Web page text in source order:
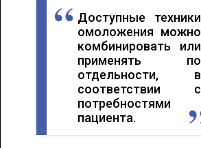
Доступные техники
омоложения можно
комбинировать или
применять по
отдельности, в
соответствии с
потребностями
пациента.